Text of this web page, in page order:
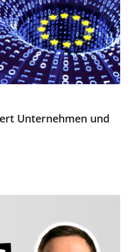
Unternehmen und